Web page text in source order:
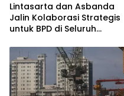
Lintasarta dan Asbanda
Jalin Kolaborasi Strategis
untuk BPD di Seluruh